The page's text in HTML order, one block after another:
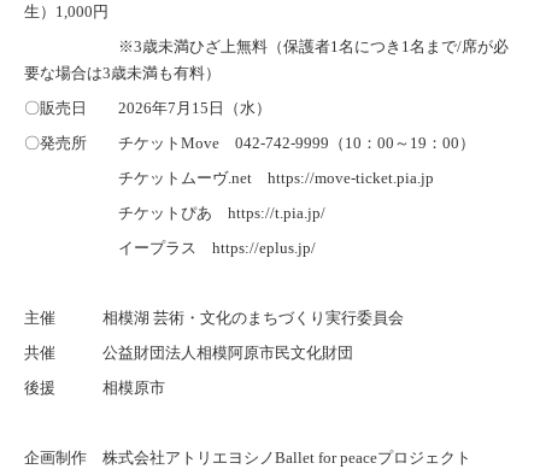
生）1,000円
※3歳未満ひざ上無料（保護者1名につき1名まで/席が必
要な場合は3歳未満も有料）
〇販売日 2026年7月15日（水）
〇発売所 チケットMove 042-742-9999（10：00～19：00）
チケットムーヴ.net https://move-ticket.pia.jp
チケットぴあ https://t.pia.jp/
イープラス https://eplus.jp/
主催 相模湖 芸術・文化のまちづくり実行委員会
共催 公益財団法人相模阿原市民文化財団
後援 相模原市
企画制作 株式会社アトリエヨシノBallet for peaceプロジェクト